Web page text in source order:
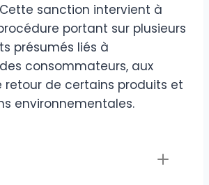
sanction intervient à
portant sur plusieurs
présumés liés à
consommateurs, aux
retour de certains produits et
environnementales.